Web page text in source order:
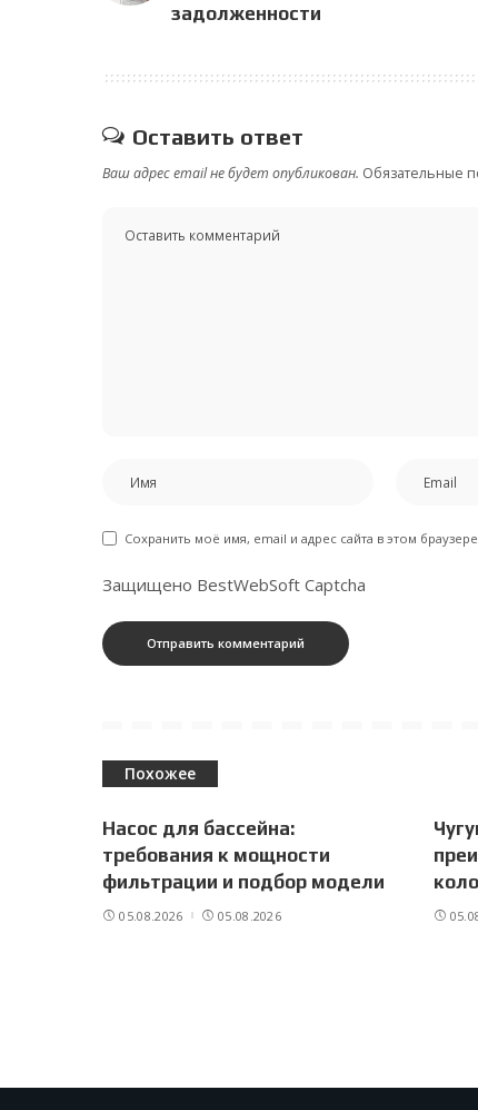
задолженности
Оставить ответ
Ваш адрес email не будет опубликован. Обязательные
Сохранить моё имя, email и адрес сайта в этом
Защищено BestWebSoft Captcha
Похожее
Насос для бассейна:
требования к мощности
фильтрации и подбор модели
05.08.2026 05.08.2026